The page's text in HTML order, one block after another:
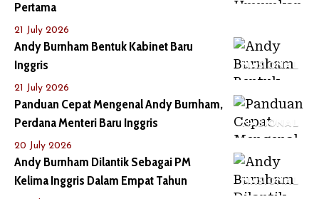
Pertama
21 July 2026
NASIONAL
Andy Burnham Bentuk Kabinet Baru
Inggris
21 July 2026
NASIONAL
Panduan Cepat Mengenal Andy Burnham,
Perdana Menteri Baru Inggris
20 July 2026
NASIONAL
Andy Burnham Dilantik Sebagai PM
Kelima Inggris Dalam Empat Tahun